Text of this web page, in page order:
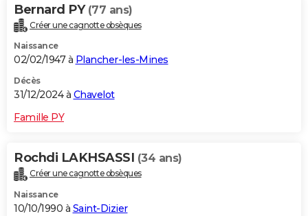
Bernard PY (77 ans)
Créer une cagnotte obsèques
Naissance
02/02/1947 à Plancher-les-Mines
Décès
31/12/2024 à Chavelot
Famille PY
Rochdi LAKHSASSI (34 ans)
Créer une cagnotte obsèques
Naissance
10/10/1990 à Saint-Dizier